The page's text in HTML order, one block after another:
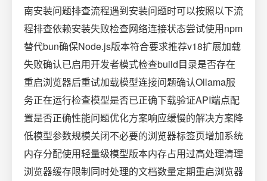
南安装问题排查流程遇到安装问题时可以按照以下流
程排查依赖安装失败检查网络连接状态尝试使用npm
替代bun确保Node.js版本符合要求推荐v18扩展加载
失败确认已启用开发者模式检查build目录是否存在
重启浏览器后重试加载模型连接问题确认Ollama服
务正在运行检查模型是否已正确下载验证API端点配
置是否正确性能问题优化方案响应缓慢的解决方案降
低模型参数规模关闭不必要的浏览器标签页增加系统
内存分配使用轻量级模型版本内存占用过高处理清理
浏览器缓存限制同时处理的文档数量定期重启浏览器